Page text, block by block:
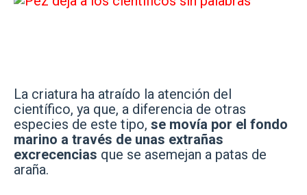
La criatura ha atraído la atención del
científico, ya que, a diferencia de otras
especies de este tipo, se movía por el fondo
marino a través de unas extrañas
excrecencias que se asemejan a patas de
araña.